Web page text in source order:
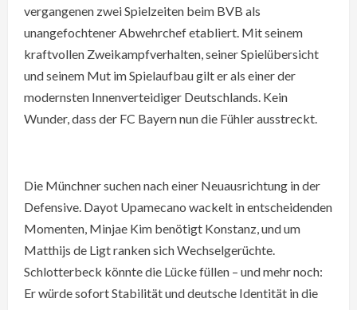
vergangenen zwei Spielzeiten beim BVB als
unangefochtener Abwehrchef etabliert. Mit seinem
kraftvollen Zweikampfverhalten, seiner Spielübersicht
und seinem Mut im Spielaufbau gilt er als einer der
modernsten Innenverteidiger Deutschlands. Kein
Wunder, dass der FC Bayern nun die Fühler ausstreckt.
Die Münchner suchen nach einer Neuausrichtung in der
Defensive. Dayot Upamecano wackelt in entscheidenden
Momenten, Minjae Kim benötigt Konstanz, und um
Matthijs de Ligt ranken sich Wechselgerüchte.
Schlotterbeck könnte die Lücke füllen – und mehr noch:
Er würde sofort Stabilität und deutsche Identität in die